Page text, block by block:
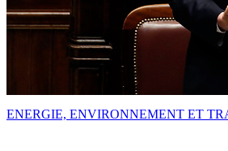
ENERGIE, ENVIRONNEMENT ET